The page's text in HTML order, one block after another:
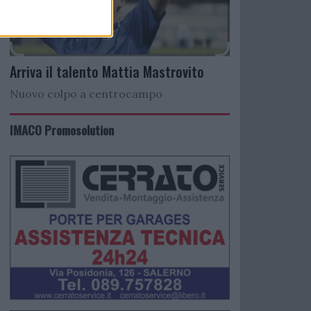
Arriva il talento Mattia Mastrovito
Nuovo colpo a centrocampo
IMACO Promosolution